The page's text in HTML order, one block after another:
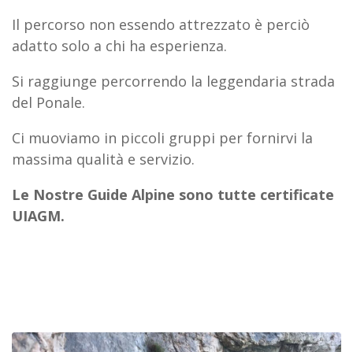
Il percorso non essendo attrezzato è perciò
adatto solo a chi ha esperienza.
Si raggiunge percorrendo la leggendaria strada
del Ponale.
Ci muoviamo in piccoli gruppi per fornirvi la
massima qualità e servizio.
Le Nostre Guide Alpine sono tutte certificate
UIAGM.